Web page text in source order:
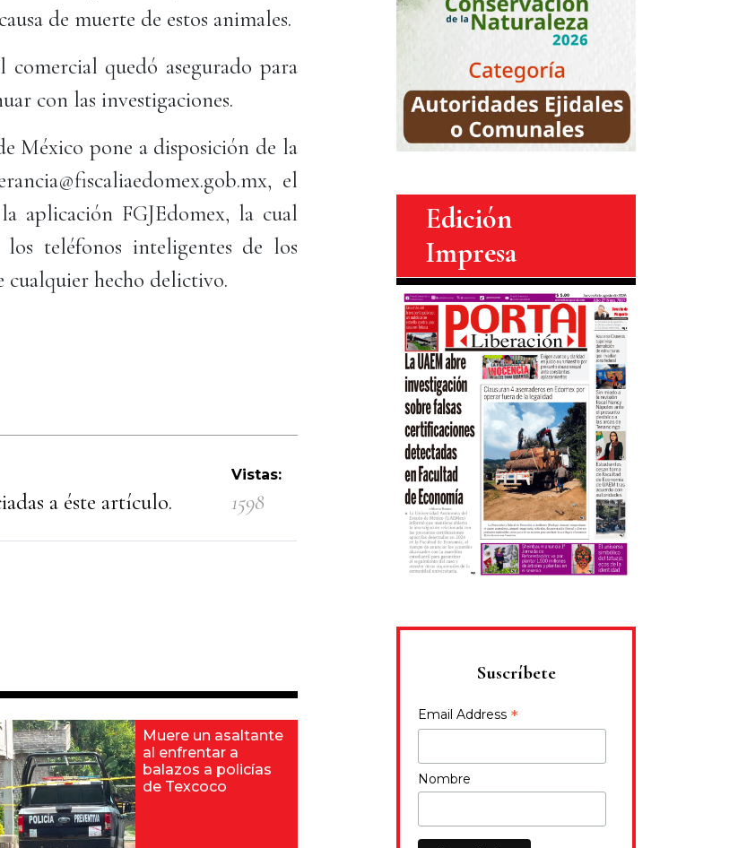
de muerte de estos animales.
quedó asegurado para
con las investigaciones.
México pone a disposición de la
el
aplicación FGJEdomex, la cual
teléfonos inteligentes de los
cualquier hecho delictivo.
a éste artículo.
Vistas:
1598
Muere un asaltante
al enfrentar a
balazos a policías
de Texcoco
Edición
Impresa
Suscríbete
Email Address *
Nombre